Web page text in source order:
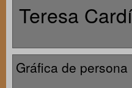
Teresa
Gráfica de persona